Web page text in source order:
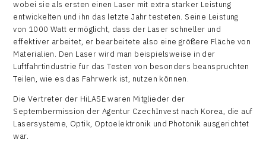
wobei sie als ersten einen Laser mit extra starker Leistung
entwickelten und ihn das letzte Jahr testeten. Seine Leistung
von 1000 Watt ermöglicht, dass der Laser schneller und
effektiver arbeitet, er bearbeitete also eine größere Fläche von
Materialien. Den Laser wird man beispielsweise in der
Luftfahrtindustrie für das Testen von besonders beanspruchten
Teilen, wie es das Fahrwerk ist, nutzen können.
Die Vertreter der HiLASE waren Mitglieder der
Septembermission der Agentur CzechInvest nach Korea, die auf
Lasersysteme, Optik, Optoelektronik und Photonik ausgerichtet
war.